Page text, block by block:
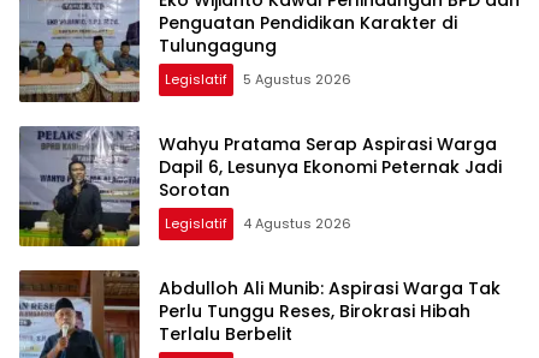
Penguatan Pendidikan Karakter di
Tulungagung
Legislatif 5 Agustus 2026
Wahyu Pratama Serap Aspirasi Warga
Dapil 6, Lesunya Ekonomi Peternak Jadi
Sorotan
Legislatif 4 Agustus 2026
Abdulloh Ali Munib: Aspirasi Warga Tak
Perlu Tunggu Reses, Birokrasi Hibah
Terlalu Berbelit